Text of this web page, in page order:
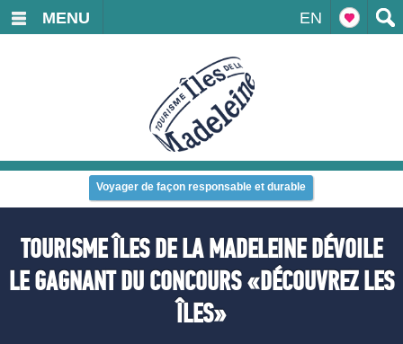
EN
MENU
Voyager de façon responsable et durable
TOURISME ÎLES DE LA MADELEINE DÉVOILE
LE GAGNANT DU CONCOURS «DÉCOUVREZ LES
ÎLES»